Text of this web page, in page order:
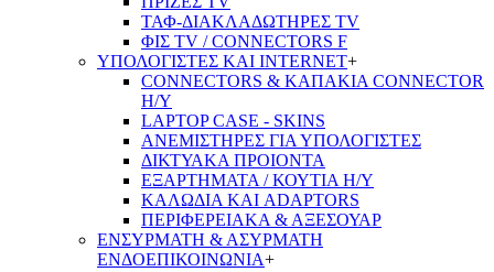
ΤΑΦ-ΔΙΑΚΛΑΔΩΤΗΡΕΣ TV
ΦΙΣ TV / CONNECTORS F
ΥΠΟΛΟΓΙΣΤΕΣ ΚΑΙ INTERNET+
CONNECTORS & ΚΑΠΑΚΙΑ CONNECTOR
Η/Υ
LAPTOP CASE - SKINS
ΑΝΕΜΙΣΤΗΡΕΣ ΓΙΑ ΥΠΟΛΟΓΙΣΤΕΣ
ΔΙΚΤΥΑΚΑ ΠΡΟΙΟΝΤΑ
ΕΞΑΡΤΗΜΑΤΑ / ΚΟΥΤΙΑ Η/Υ
ΚΑΛΩΔΙΑ ΚΑΙ ADAPTORS
ΠΕΡΙΦΕΡΕΙΑΚΑ & ΑΞΕΣΟΥΑΡ
ΕΝΣΥΡΜΑΤΗ & ΑΣΥΡΜΑΤΗ
ΕΝΔΟΕΠΙΚΟΙΝΩΝΙΑ+